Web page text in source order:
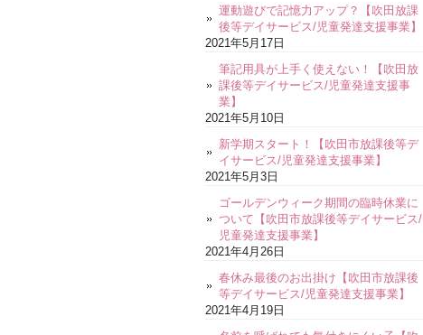
運動遊びで記憶力アップ？【吹田放課
後等デイサービス/児童発達支援事業】
2021年5月17日
筆記用具が上手く使えない！【吹田放
課後等デイサービス/児童発達支援事
業】
2021年5月10日
新学期スタート！【吹田市放課後等デ
イサービス/児童発達支援事業】
2021年5月3日
ゴールデンウィーク期間の臨時休業に
ついて【吹田市放課後等デイサービス/
児童発達支援事業】
2021年4月26日
春休み最後のお出掛け【吹田市放課後
等デイサービス/児童発達支援事業】
2021年4月19日